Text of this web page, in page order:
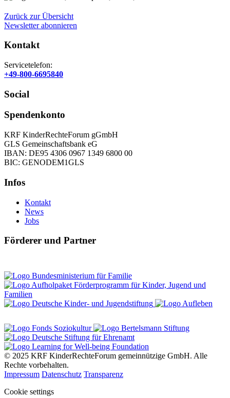
Zurück zur Übersicht
Newsletter abonnieren
Kontakt
Servicetelefon:
+49-800-6695840
Social
Spenden­konto
KRF KinderRechteForum gGmbH
GLS Gemeinschaftsbank eG
IBAN: DE95 4306 0967 1349 6800 00
BIC: GENODEM1GLS
Infos
Kontakt
News
Jobs
Förderer und Partner
© 2025 KRF KinderRechteForum gemeinnützige GmbH. Alle
Rechte vorbehalten.
Impressum Datenschutz Transparenz
Cookie settings